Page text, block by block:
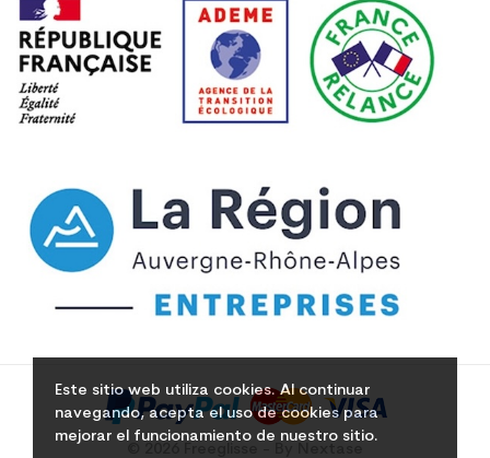
Este sitio web utiliza cookies. Al continuar
navegando, acepta el uso de cookies para
mejorar el funcionamiento de nuestro sitio.